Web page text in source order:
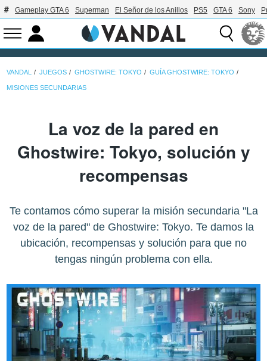
Gameplay GTA 6 Superman El Señor de los Anillos PS5 GTA 6 Sony
VANDAL JUEGOS GHOSTWIRE: TOKYO GUÍA GHOSTWIRE: TOKYO
MISIONES SECUNDARIAS
La voz de la pared en
Ghostwire: Tokyo, solución y
recompensas
Te contamos cómo superar la misión secundaria "La
voz de la pared" de Ghostwire: Tokyo. Te damos la
ubicación, recompensas y solución para que no
tengas ningún problema con ella.